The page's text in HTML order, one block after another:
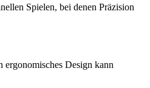
Spielen, bei denen Präzision
Design kann